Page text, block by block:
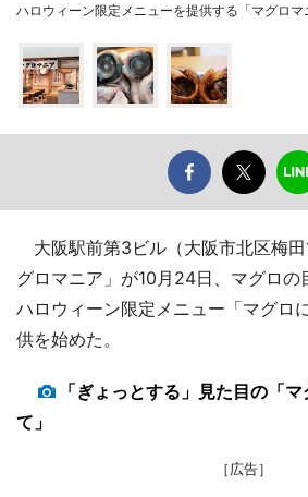
ハロウィーン限定メニューを提供する「マグロマ
大阪駅前第3ビル（大阪市北区梅
グロマニア」が10月24日、マグロの
ハロウィーン限定メニュー「マグロ
供を始めた。
「ぎょっとする」見た目の「
て」
［広告］